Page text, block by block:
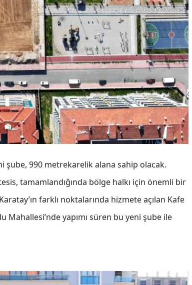
şube, 990 metrekarelik alana sahip olacak.
tamamlandığında bölge halkı için önemli bir
farklı noktalarında hizmete açılan Kafe
yapımı süren bu yeni şube ile